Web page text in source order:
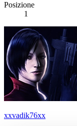
Posizione
1
xxvadik76xx